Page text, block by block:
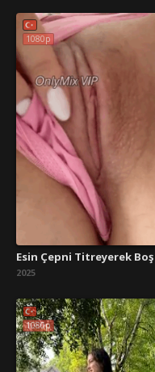
1080p
2025
1080p